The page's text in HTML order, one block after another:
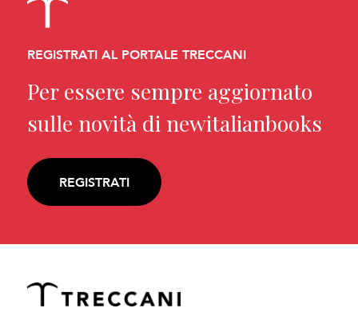
REGISTRATI AL PORTALE TRECCANI
Per essere sempre aggiornato
sulle novità di newitalianbooks
REGISTRATI